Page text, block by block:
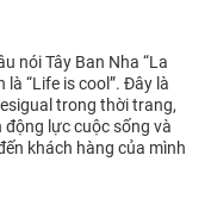
nói Tây Ban Nha “La
“Life is cool”. Đây là
trong thời trang,
lực cuộc sống và
khách hàng của mình